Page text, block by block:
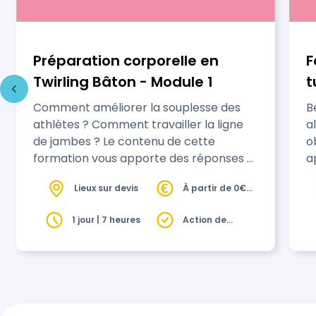
Préparation corporelle en
Twirling Bâton - Module 1
Comment améliorer la souplesse des
athlètes ? Comment travailler la ligne
de jambes ? Le contenu de cette
formation vous apporte des réponses à
d'exercices à réinvestir dans vos
entraînements. Grâce à cette
formation, vos athlètes vont être plus
Lieux sur devis
À partir de 0€
1 jour | 7 heures
Action de